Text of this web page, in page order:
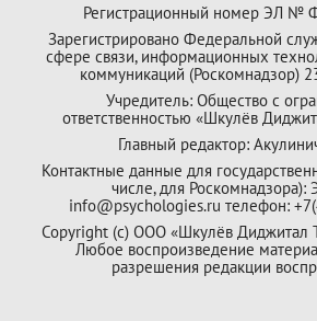
Регистрационный номер ЭЛ №
Зарегистрировано Федеральной
сфере связи, информационных
коммуникаций (Роскомнадзор)
Учредитель: Общество с
ответственностью «Шкулёв
Главный редактор:
Контактные данные для
числе, для Роскомнадзора):
info@psychologies.ru телефон:
Copyright (с) ООО «Шкулёв Диджитал
Любое воспроизведение
разрешения редакции